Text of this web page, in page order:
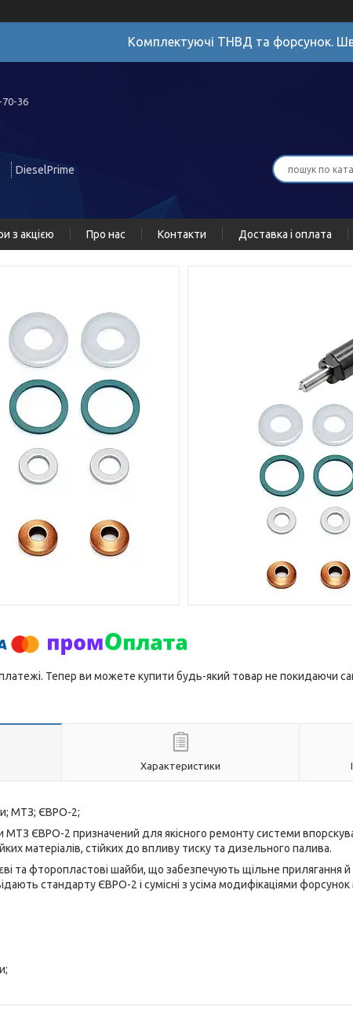
Комплектуючі ТНВД та форсунок.
70-36
DieselPrime
з акцією Про нас Контакти Доставка і оплата
платежі. Тепер ви можете купити будь-який товар не покидаючи
Характеристики
МТЗ; ЄВРО-2;
ЄВРО-2 призначений для якісного ремонту системи
матеріалів, стійких до впливу тиску та дизельного палива.
та фторопластові шайби, що забезпечують щільне прилягання й
стандарту ЄВРО-2 і сумісні з усіма модифікаціями